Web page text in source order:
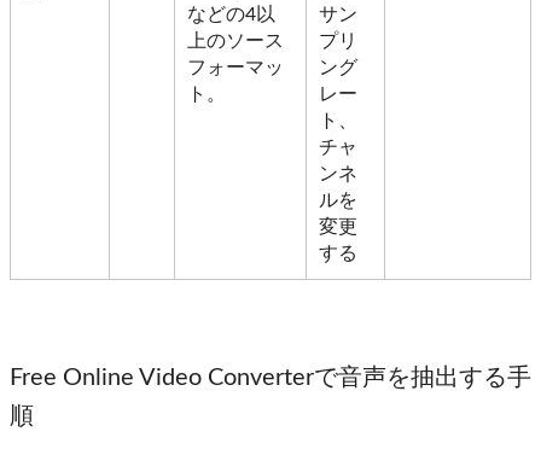
などの4以
上のソース
フォーマッ
ト。
サン
プリ
ング
レー
ト、
チャ
ンネ
ルを
変更
する
Free Online Video Converterで音声を抽出する手
順